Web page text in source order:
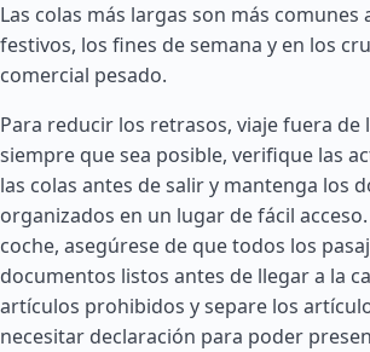
Las colas más largas son más comunes
festivos, los fines de semana y en los
comercial pesado.
Para reducir los retrasos, viaje fuera de
siempre que sea posible, verifique las
las colas antes de salir y mantenga los
organizados en un lugar de fácil
coche, asegúrese de que todos los
documentos listos antes de llegar a la
artículos prohibidos y separe los
necesitar declaración para poder